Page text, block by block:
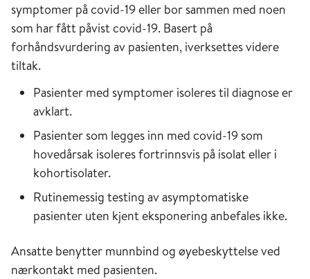
symptomer på covid-19 eller bor sammen med noen
som har fått påvist covid-19. Basert på
forhåndsvurdering av pasienten, iverksettes videre
tiltak.
Pasienter med symptomer isoleres til diagnose er
avklart.
Pasienter som legges inn med covid-19 som
hovedårsak isoleres fortrinnsvis på isolat eller i
kohortisolater.
Rutinemessig testing av asymptomatiske
pasienter uten kjent eksponering anbefales ikke.
Ansatte benytter munnbind og øyebeskyttelse ved
nærkontakt med pasienten.